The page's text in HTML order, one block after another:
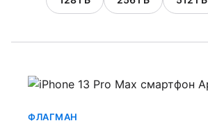
ФЛАГМАН